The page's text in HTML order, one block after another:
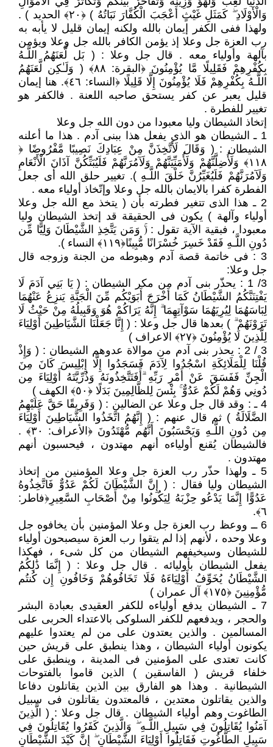
وَالْأَوْلَادِ ۖ كَمَثَلِ غَيْثٍ أَعْجَبَ الْكُفَّارَ نَبَاتُهُ ) ﴿٢٠﴾ الحديد ) .
ولهذا ففى الكفر إيمان بالله ولكنه إيمان قليل لا يأبه به
رب العزة جل وعلا إذ يؤمن الكافر بالله جل وعلا ويؤمن
بآلهة وأولياء معه . قال جل وعلا : ( بَل لَّعَنَهُمُ اللَّـهُ
بِكُفْرِهِمْ فَقَلِيلًا مَّا يُؤْمِنُونَ ﴿البقرة: ٨٨﴾ ( وَلَـٰكِن لَّعَنَهُمُ
اللَّـهُ بِكُفْرِهِمْ فَلَا يُؤْمِنُونَ إِلَّا قَلِيلًا ﴿النساء: ٤٦﴾. هنا إيمان
قليل يعبر عن كفر يستحق صاحبه اللعنة . فالكفر هو
تغيير للفطرة .
إتخاذ الشيطان وليا معبودا من دون الله جل وعلا
1 ـ الشيطان هو الذى يفعل هذا ببنى آدم . هذا ما أعلنه
الشيطان : ( وَقَالَ لَأَتَّخِذَنَّ مِنْ عِبَادِكَ نَصِيبًا مَّفْرُوضًا ﴿
١١٨﴾ وَلَأُضِلَّنَّهُمْ وَلَأُمَنِّيَنَّهُمْ وَلَآمُرَنَّهُمْ فَلَيُبَتِّكُنَّ آذَانَ الْأَنْعَامِ
وَلَآمُرَنَّهُمْ فَلَيُغَيِّرُنَّ خَلْقَ اللَّـهِ ). تغيير حلق الله أى جعل
الفطرة كفرا بالايمان بالله جل وعلا وإتّخاذ أولياء معه .
2 ـ هذا الذى تتغير فطرته بأن ( يتخذ مع الله جل وعلا
أولياء وآلهة ) يكون فى الحقيقة قد إتخذ الشيطان وليا
معبودا ، فبقية الآية تقول : (ۚ وَمَن يَتَّخِذِ الشَّيْطَانَ وَلِيًّا مِّن
دُونِ اللَّـهِ فَقَدْ خَسِرَ خُسْرَانًا مُّبِينًا﴿١١٩﴾ النساء ).
3 : فى خاتمة قصة آدم وهبوطه من الجنة وزوجه قال
جل وعلا:
3/ 1 : يحذّر بنى آدم من مكر الشيطان : ( يَا بَنِي آدَمَ لَا
يَفْتِنَنَّكُمُ الشَّيْطَانُ كَمَا أَخْرَجَ أَبَوَيْكُم مِّنَ الْجَنَّةِ يَنزِعُ عَنْهُمَا
لِبَاسَهُمَا لِيُرِيَهُمَا سَوْآتِهِمَا ۗ إِنَّهُ يَرَاكُمْ هُوَ وَقَبِيلُهُ مِنْ حَيْثُ لَا
تَرَوْنَهُمْ ۗ ) بعدها قال جل وعلا : ( إِنَّا جَعَلْنَا الشَّيَاطِينَ أَوْلِيَاءَ
لِلَّذِينَ لَا يُؤْمِنُونَ ﴿٢٧﴾ الاعراف )
3 / 2 : يحذر بنى آدم من موالاة عدوهم الشيطان : ( وَإِذْ
قُلْنَا لِلْمَلَائِكَةِ اسْجُدُوا لِآدَمَ فَسَجَدُوا إِلَّا إِبْلِيسَ كَانَ مِنَ
الْجِنِّ فَفَسَقَ عَنْ أَمْرِ رَبِّهِ ۗأَفَتَتَّخِذُونَهُ وَذُرِّيَّتَهُ أَوْلِيَاءَ مِن
دُونِي وَهُمْ لَكُمْ عَدُوٌّ ۚ بِئْسَ لِلظَّالِمِينَ بَدَلًا ﴿٥٠﴾ الكهف )
4 ـ : وقد قال جل وعلا عن الضالين : ( وَفَرِيقًا حَقَّ عَلَيْهِمُ
الضَّلَالَةُ ) ثم قال عنهم : ( إِنَّهُمُ اتَّخَذُوا الشَّيَاطِينَ أَوْلِيَاءَ
مِن دُونِ اللَّـهِ وَيَحْسَبُونَ أَنَّهُم مُّهْتَدُونَ ﴿الأعراف: ٣٠﴾ .
فالشيطان يُقنع أولياءه أنهم مهتدون ، فيحسبون أنهم
مهتدون .
5 ـ ولهذا حذّر رب العزة جل وعلا المؤمنين من إتخاذ
الشيطان وليا فقال : ( إِنَّ الشَّيْطَانَ لَكُمْ عَدُوٌّ فَاتَّخِذُوهُ
عَدُوًّا إِنَّمَا يَدْعُو حِزْبَهُ لِيَكُونُوا مِنْ أَصْحَابِ السَّعِيرِ﴿فاطر:
٦﴾.
6 ــ ووعظ رب العزة جل وعلا المؤمنين بأن يخافوه جل
وعلا وحده ، لأنهم إذا لم يتقوا رب العزة سيصبحون أولياء
للشيطان وسيخيفهم الشيطان من كل شىء ، فهكذا
يفعل الشيطان بأوليائه . قال جل وعلا : ( إِنَّمَا ذَٰلِكُمُ
الشَّيْطَانُ يُخَوِّفُ أَوْلِيَاءَهُ فَلَا تَخَافُوهُمْ وَخَافُونِ إِن كُنتُم
مُّؤْمِنِينَ ﴿١٧٥﴾ آل عمران )
7 ـ الشيطان يدفع أولياءه للكفر العقيدى بعبادة البشر
والحجر ، ويدفعهم للكفر السلوكى بالاعتداء الحربى على
المسالمين . والذين يعتدون على من لم يعتدوا عليهم
يكونون أولياء الشيطان ، وهذا ينطبق على قريش حين
كانت تعتدى على المؤمنين فى المدينة ، وينطبق على
خلفاء قريش ( الفاسقين ) الذين قاموا بالفتوحات
الشيطانية . وهذا هو الفارق بين الذين يقاتلون دفاعا
والذين يقاتلون معتدين ، فالمعتدون يقاتلون فى سبيل
الطاغوت وهم أولياء الشيطان . قال جل وعلا : ( الَّذِينَ
آمَنُوا يُقَاتِلُونَ فِي سَبِيلِ اللَّـهِ ۖ وَالَّذِينَ كَفَرُوا يُقَاتِلُونَ فِي
سَبِيلِ الطَّاغُوتِ فَقَاتِلُوا أَوْلِيَاءَ الشَّيْطَانِ ۖ إِنَّ كَيْدَ الشَّيْطَانِ